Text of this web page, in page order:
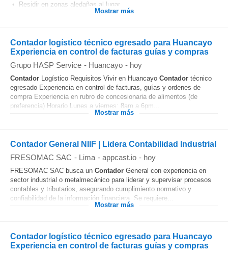
• Residir en zonas aledañas al lugar...
Mostrar más
Contador logístico técnico egresado para Huancayo
Experiencia en control de facturas guías y compras
Grupo HASP Service - Huancayo - hoy
Contador Logístico Requisitos Vivir en Huancayo Contador técnico
egresado Experiencia en control de facturas, guías y ordenes de
compra Experiencia en rubro de concesionaria de alimentos (de
preferencia) Horario Lunes a viernes: 8am a 6pm...
Mostrar más
Contador General NIIF | Lidera Contabilidad Industrial
FRESOMAC SAC - Lima - appcast.io - hoy
FRESOMAC SAC busca un Contador General con experiencia en
sector industrial o metalmecánico para liderar y supervisar procesos
contables y tributarios, asegurando cumplimiento normativo y
confiabilidad de la información financiera. Se requiere...
Mostrar más
Contador logístico técnico egresado para Huancayo
Experiencia en control de facturas guías y compras